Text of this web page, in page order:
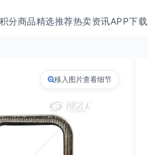
分商品精选推荐热卖资讯APP下载
移入图片查看细节